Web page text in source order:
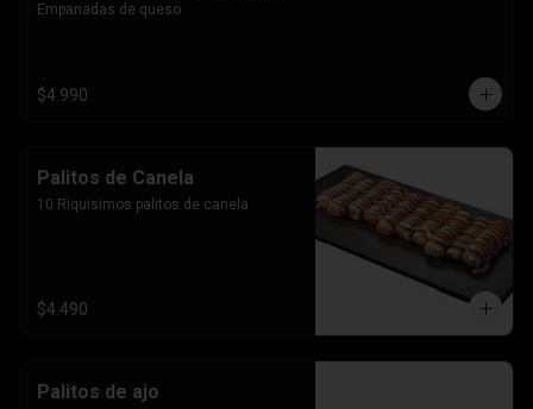
Empanadas de queso
$4.990
Palitos de Canela
10 Riquisimos palitos de canela
$4.490
Palitos de ajo